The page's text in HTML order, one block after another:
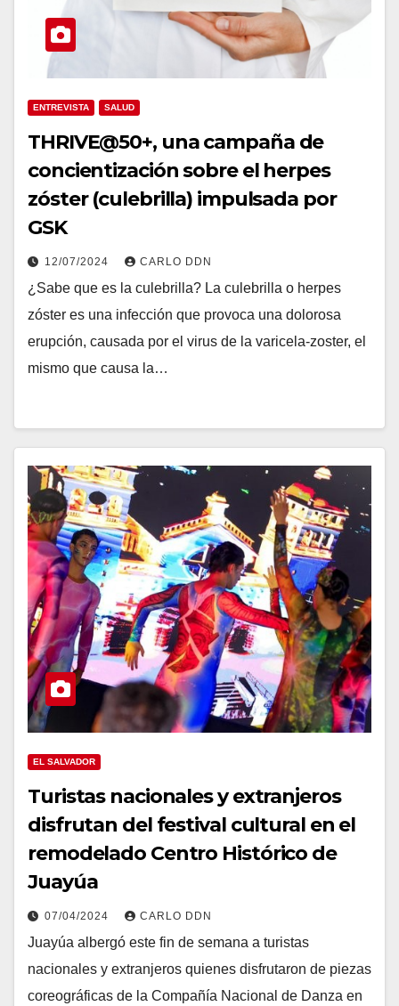
ENTREVISTA SALUD
THRIVE@50+, una campaña de
concientización sobre el herpes
zóster (culebrilla) impulsada por
GSK
12/07/2024 CARLO DDN
¿Sabe que es la culebrilla? La culebrilla o herpes
zóster es una infección que provoca una dolorosa
erupción, causada por el virus de la varicela-zoster, el
mismo que causa la…
EL SALVADOR
Turistas nacionales y extranjeros
disfrutan del festival cultural en el
remodelado Centro Histórico de
Juayúa
07/04/2024 CARLO DDN
Juayúa albergó este fin de semana a turistas
nacionales y extranjeros quienes disfrutaron de piezas
coreográficas de la Compañía Nacional de Danza en